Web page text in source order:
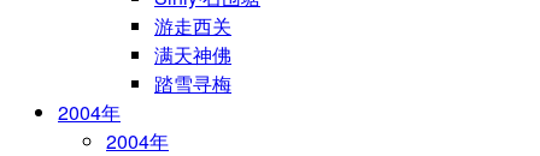
游走西关
满天神佛
踏雪寻梅
2004年
2004年